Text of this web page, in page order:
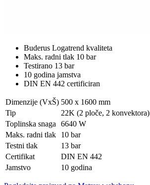
Buderus Logatrend kvaliteta
Maks. radni tlak 10 bar
Testirano 13 bar
10 godina jamstva
DIN EN 442 certificiran
Dimenzije (VxŠ) 500 x 1600 mm
Tip
22K (2 ploče, 2 konvektora)
Toplinska snaga
6640 W
Maks. radni tlak
10 bar
Testni tlak
13 bar
Certifikat
DIN EN 442
Jamstvo
10 godina